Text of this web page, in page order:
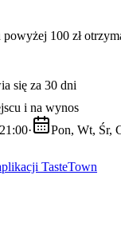
100 zł
się za 30 dni
i na wynos
· Pon, Wt, Śr,
TasteTown